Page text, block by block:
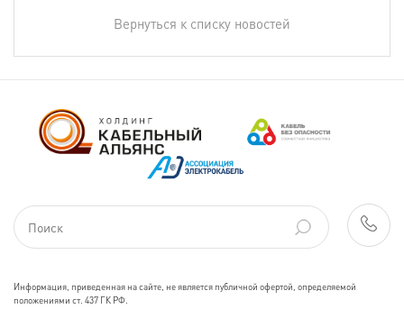
Вернуться к списку новостей
Информация, приведенная на сайте, не является публичной офертой, определяемой
положениями ст. 437 ГК РФ.